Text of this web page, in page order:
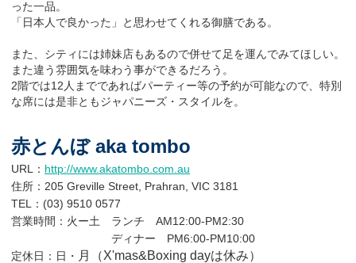
った一品。
「日本人で良かった」と思わせてくれる御膳である。
また、シティには姉妹店もあるので併せて足を運んでみてほしい。
また違う雰囲気を味わう事ができるだろう。
2階では12人までであればパーティー等の予約が可能なので、特別
な席には是非ともジャパニーズ・スタイルを。
赤とんぼ aka tombo
URL： http://www.akatombo.com.au
住所：205 Greville Street, Prahran, VIC 3181
TEL： (03) 9510 0577
営業時間：火ー土 ランチ AM12:00-PM2:30
ディナー PM6:00-PM10:00
定休日：日・ 月（X'mas&Boxing dayは休み）